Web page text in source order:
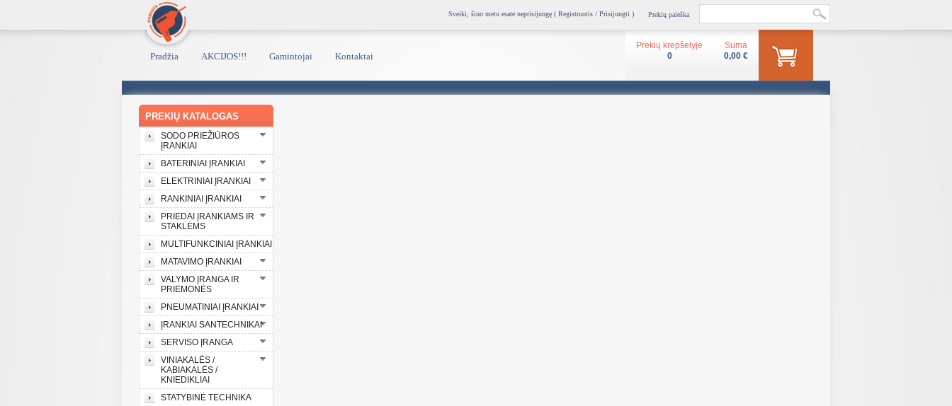
Prekių paieška
Sveiki, šiuo metu esate neprisijungę ( Registruotis / Prisijungti )
Pradžia AKCIJOS!!! Gamintojai Kontaktai
Suma
0,00 €
Prekių krepšelyje
0
PREKIŲ KATALOGAS
SODO PRIEŽIŪROS
ĮRANKIAI
BATERINIAI ĮRANKIAI
ELEKTRINIAI ĮRANKIAI
RANKINIAI ĮRANKIAI
PRIEDAI ĮRANKIAMS IR
STAKLĖMS
MULTIFUNKCINIAI ĮRANKIAI
MATAVIMO ĮRANKIAI
VALYMO ĮRANGA IR
PRIEMONĖS
PNEUMATINIAI ĮRANKIAI
ĮRANKIAI SANTECHNIKAI
SERVISO ĮRANGA
VINIAKALĖS /
KABIAKALĖS /
KNIEDIKLIAI
STATYBINĖ TECHNIKA